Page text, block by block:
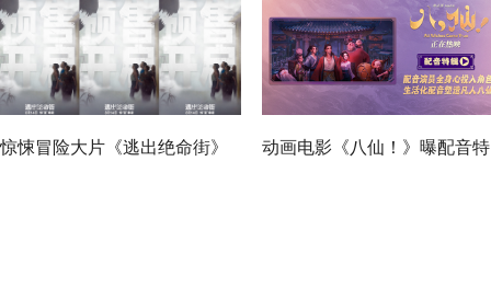
惊悚冒险大片《逃出绝命街》 动画电影《八仙！》曝配音特